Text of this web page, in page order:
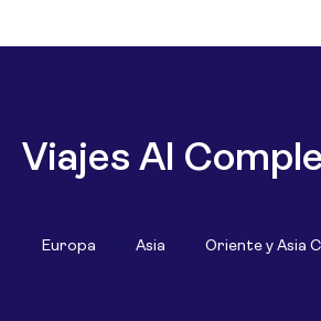
Viajes Al
Europa Asia Oriente y Asia